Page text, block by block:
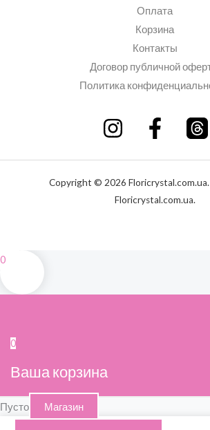
Оплата
Корзина
Контакты
Договор публичной
Политика
Copyright © 2026
Floricrystal.com.ua.
0
0
Ваша корзина
Пусто Магазин